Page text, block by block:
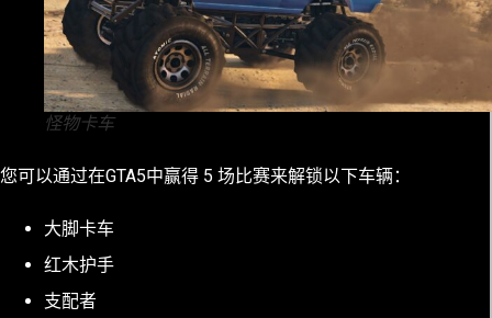
怪物卡车
您可以通过在GTA5中赢得 5 场比赛来解锁以下车辆：
大脚卡车
红木护手
支配者